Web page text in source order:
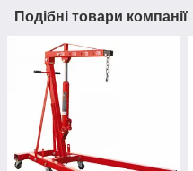
Подібні товари компанії